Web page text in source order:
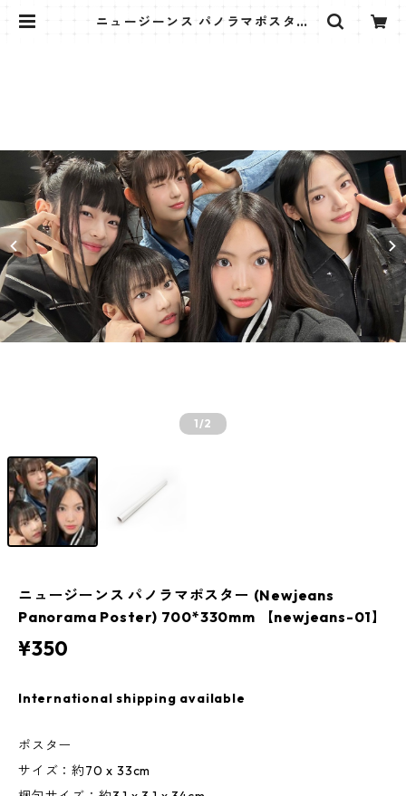
ニュージーンス パノラマポスター
1/2
ニュージーンス パノラマポスター (Newjeans
Panorama Poster) 700*330mm 【newjeans-01】
¥350
International shipping available
ポスター
サイズ：約70 x 33cm